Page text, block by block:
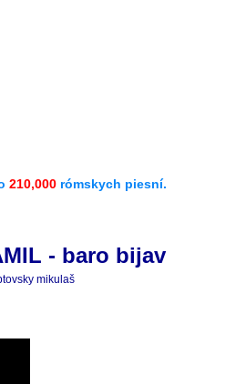
210,000 rómskych piesní.
- baro bijav
mikulaš